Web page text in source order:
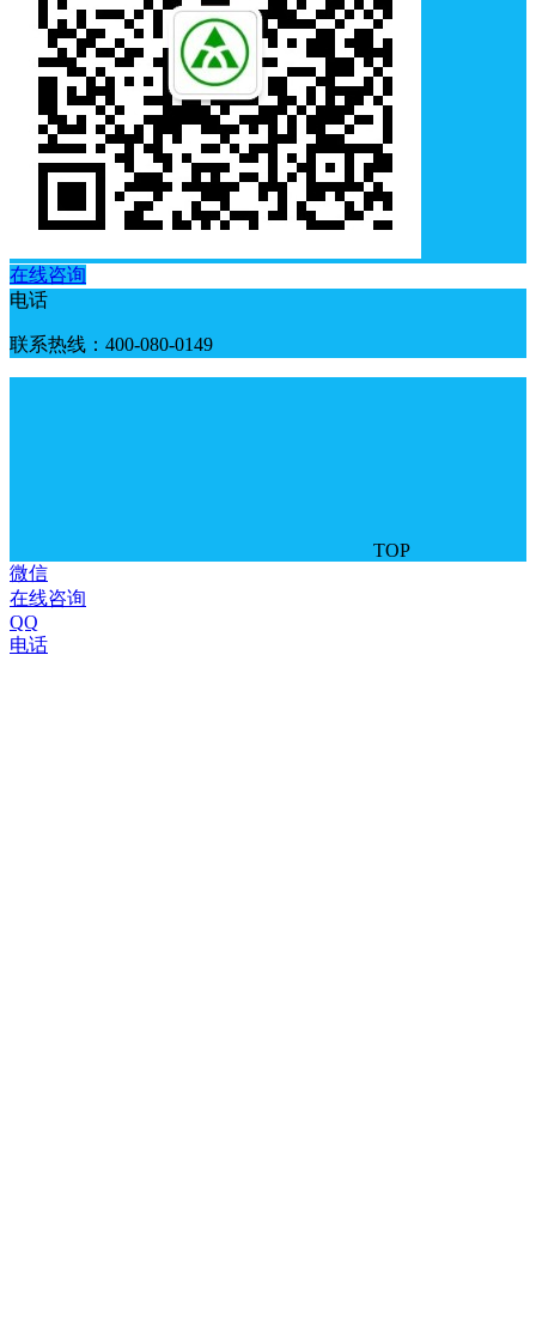
在线咨询
电话
联系热线：400-080-0149
TOP
微信
在线咨询
QQ
电话